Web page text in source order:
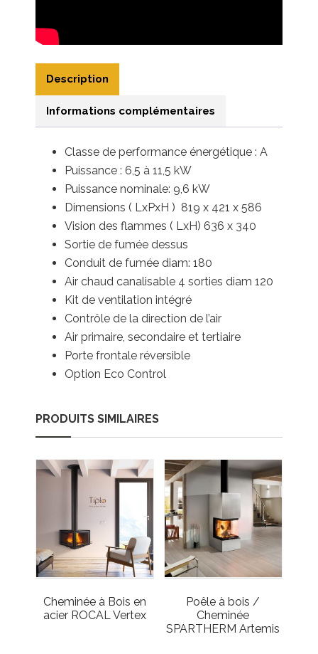
Description
Informations complémentaires
Classe de performance énergétique : A
Puissance : 6,5 à 11,5 kW
Puissance nominale: 9,6 kW
Dimensions ( LxPxH ) 819 x 421 x 586
Vision des flammes ( LxH) 636 x 340
Sortie de fumée dessus
Conduit de fumée diam: 180
Air chaud canalisable 4 sorties diam 120
Kit de ventilation intégré
Contrôle de la direction de l’air
Air primaire, secondaire et tertiaire
Porte frontale réversible
Option Eco Control
PRODUITS SIMILAIRES
Cheminée à Bois en
acier ROCAL Vertex
Poêle à bois /
Cheminée
SPARTHERM Artemis